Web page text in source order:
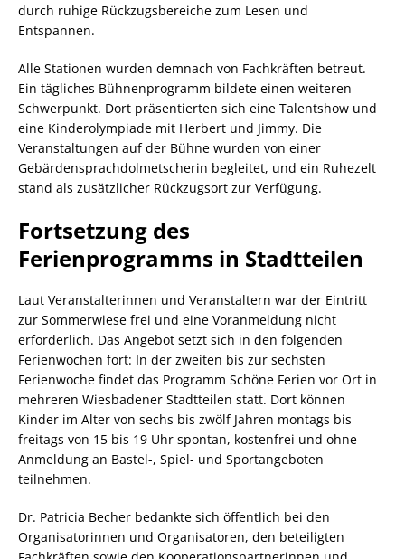
durch ruhige Rückzugsbereiche zum Lesen und
Entspannen.
Alle Stationen wurden demnach von Fachkräften betreut.
Ein tägliches Bühnenprogramm bildete einen weiteren
Schwerpunkt. Dort präsentierten sich eine Talentshow und
eine Kinderolympiade mit Herbert und Jimmy. Die
Veranstaltungen auf der Bühne wurden von einer
Gebärdensprachdolmetscherin begleitet, und ein Ruhezelt
stand als zusätzlicher Rückzugsort zur Verfügung.
Fortsetzung des
Ferienprogramms in Stadtteilen
Laut Veranstalterinnen und Veranstaltern war der Eintritt
zur Sommerwiese frei und eine Voranmeldung nicht
erforderlich. Das Angebot setzt sich in den folgenden
Ferienwochen fort: In der zweiten bis zur sechsten
Ferienwoche findet das Programm Schöne Ferien vor Ort in
mehreren Wiesbadener Stadtteilen statt. Dort können
Kinder im Alter von sechs bis zwölf Jahren montags bis
freitags von 15 bis 19 Uhr spontan, kostenfrei und ohne
Anmeldung an Bastel-, Spiel- und Sportangeboten
teilnehmen.
Dr. Patricia Becher bedankte sich öffentlich bei den
Organisatorinnen und Organisatoren, den beteiligten